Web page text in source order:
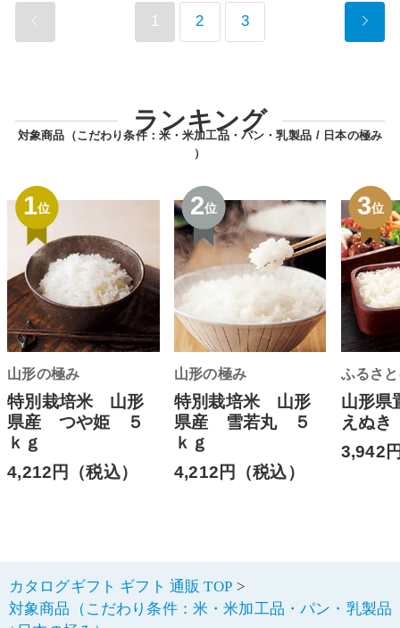
1 2 3
ランキング
対象商品（こだわり条件： 米・米加工品・パン・乳製品
日本の極み
）
1位
山形の極み
特別栽培米 山形
県産 つや姫 ５
ｋｇ
4,212円（税込）
2位
山形の極み
特別栽培米 山形
県産 雪若丸 ５
ｋｇ
4,212円（税込）
3位
ふるさ
山形
えぬ
3,942
カタログギフト ギフト 通販 TOP
対象商品（こだわり条件：米・米加工品・パン・乳製品